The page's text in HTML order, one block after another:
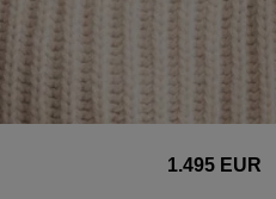
1.495 EUR